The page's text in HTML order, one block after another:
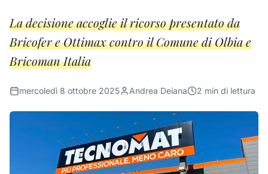
La decisione accoglie il ricorso presentato da
Bricofer e Ottimax contro il Comune di Olbia e
Bricoman Italia
mercoledì 8 ottobre 2025 Andrea Deiana 2 min di lettura